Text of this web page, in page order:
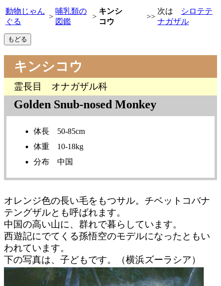
動物じゃん
ぐる
>
哺乳類の
図鑑
>
キンシ
コウ
>>
次は
シロテテ
ナガザル
キンシコウ
霊長目 オナガザル科
Golden Snub-nosed Monkey
体長 50-85cm
体重 10-18kg
分布 中国
オレンジ色の長い毛をもつサル。チベットコバナ
テングザルとも呼ばれます。
中国の高い山に、群れで暮らしています。
西遊記にでてくる孫悟空のモデルになったともい
われています。
下の写真は、子どもです。（横浜ズーラシア）